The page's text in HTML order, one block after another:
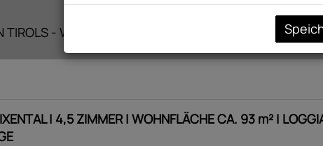
| 4,5 ZIMMER | WOHNFLÄCHE CA. 93 m² |